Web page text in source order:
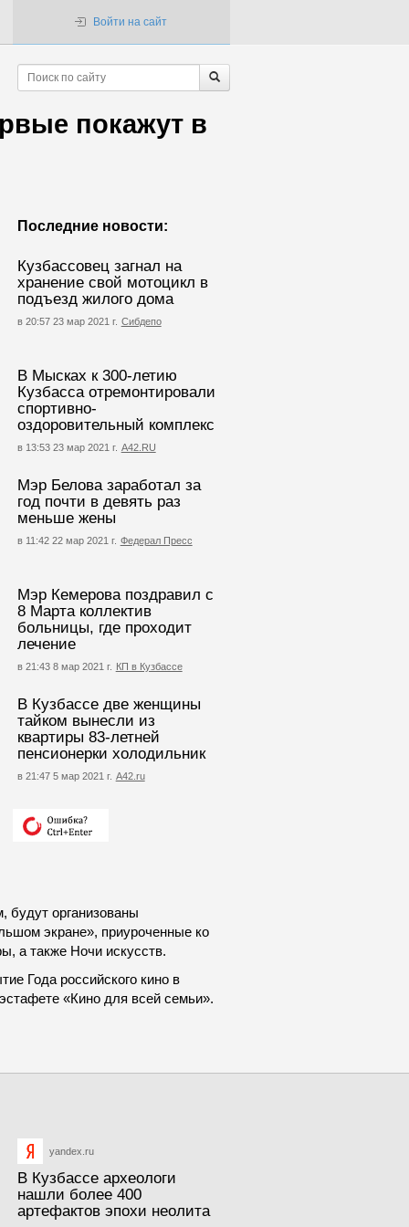
Войти на сайт
покажут в
Последние новости:
Кузбассовец загнал на
хранение свой мотоцикл в
подъезд жилого дома
в 20:57 23 мар 2021 г. Сибдепо
В Мысках к 300-летию
Кузбасса отремонтировали
спортивно-
оздоровительный комплекс
в 13:53 23 мар 2021 г. А42.RU
Мэр Белова заработал за
год почти в девять раз
меньше жены
в 11:42 22 мар 2021 г. Федерал Пресс
Мэр Кемерова поздравил с
8 Марта коллектив
больницы, где проходит
лечение
в 21:43 8 мар 2021 г. КП в Кузбассе
В Кузбассе две женщины
тайком вынесли из
квартиры 83-летней
пенсионерки холодильник
в 21:47 5 мар 2021 г. А42.ru
будут организованы
экране», приуроченные ко
а также Ночи искусств.
Года российского кино в
«Кино для всей семьи».
yandex.ru
В Кузбассе археологи
нашли более 400
артефактов эпохи неолита